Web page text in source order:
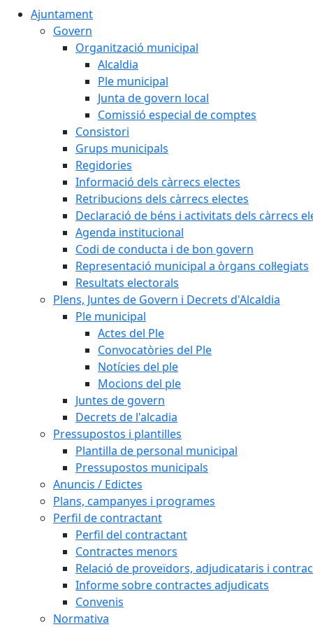
Ajuntament
Govern
Organització municipal
Alcaldia
Ple municipal
Junta de govern local
Comissió especial de comptes
Consistori
Grups municipals
Regidories
Informació dels càrrecs electes
Retribucions dels càrrecs electes
Declaració de béns i activitats dels càrrecs
Agenda institucional
Codi de conducta i de bon govern
Representació municipal a òrgans col·legiats
Resultats electorals
Plens, Juntes de Govern i Decrets d'Alcaldia
Ple municipal
Actes del Ple
Convocatòries del Ple
Notícies del ple
Mocions del ple
Juntes de govern
Decrets de l'alcadia
Pressupostos i plantilles
Plantilla de personal municipal
Pressupostos municipals
Anuncis / Edictes
Plans, campanyes i programes
Perfil de contractant
Perfil del contractant
Contractes menors
Relació de proveïdors, adjudicataris i
Informe sobre contractes adjudicats
Convenis
Normativa